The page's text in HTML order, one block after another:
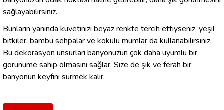
sağlayabilirsiniz.
Bunların yanında küvetinizi beyaz renkte tercih ettiyseniz, yeşil
bitkiler, bambu sehpalar ve kokulu mumlar da kullanabilirsiniz.
Bu dekorasyon unsurları banyonuzun çok daha uyumlu bir
görünüme sahip olmasını sağlar. Size de şık ve ferah bir
banyonun keyfini sürmek kalır.